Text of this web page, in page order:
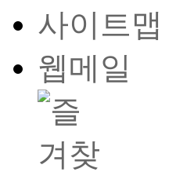
사이트맵
웹메일